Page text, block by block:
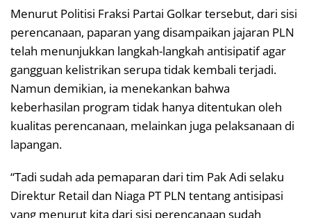
Menurut Politisi Fraksi Partai Golkar tersebut, dari sisi
perencanaan, paparan yang disampaikan jajaran PLN
telah menunjukkan langkah-langkah antisipatif agar
gangguan kelistrikan serupa tidak kembali terjadi.
Namun demikian, ia menekankan bahwa
keberhasilan program tidak hanya ditentukan oleh
kualitas perencanaan, melainkan juga pelaksanaan di
lapangan.
“Tadi sudah ada pemaparan dari tim Pak Adi selaku
Direktur Retail dan Niaga PT PLN tentang antisipasi
yang menurut kita dari sisi perencanaan sudah